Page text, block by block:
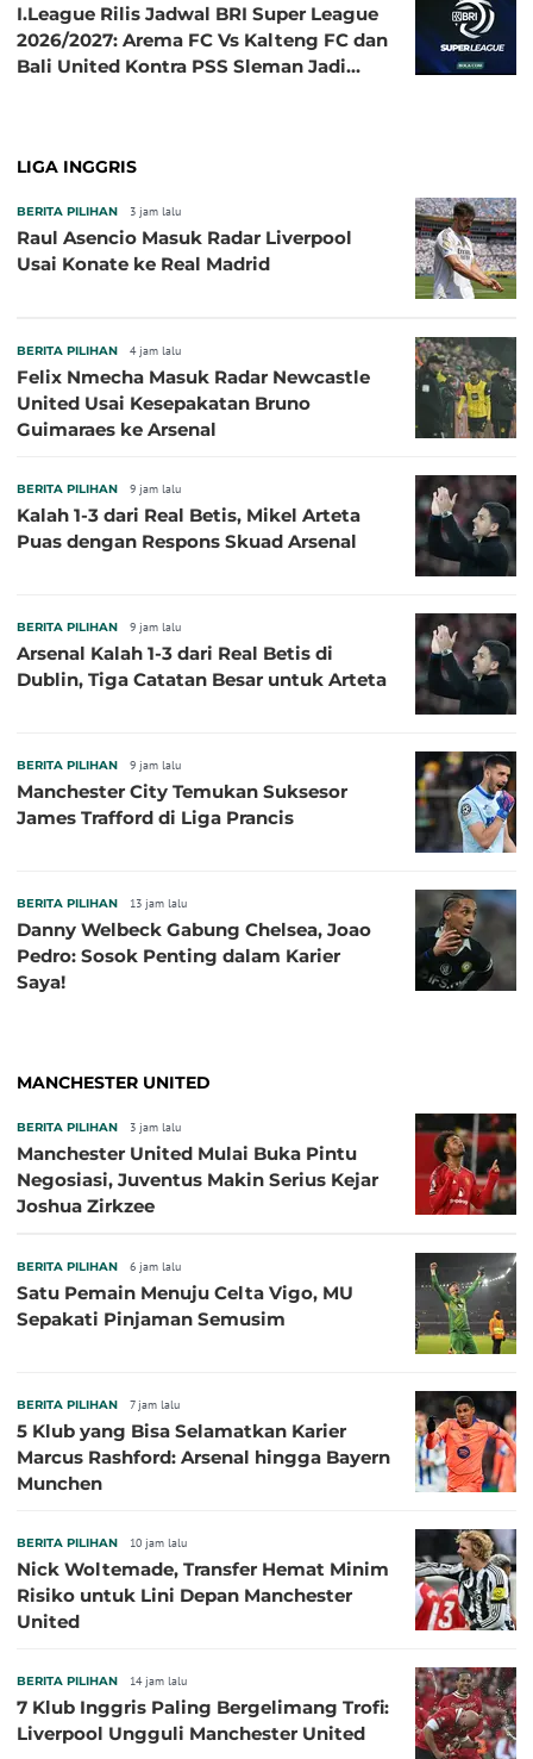
I.League Rilis Jadwal BRI Super League
2026/2027: Arema FC Vs Kalteng FC dan
Bali United Kontra PSS Sleman Jadi
LIGA INGGRIS
BERITA PILIHAN 3 jam lalu
Raul Asencio Masuk Radar Liverpool
Usai Konate ke Real Madrid
BERITA PILIHAN 4 jam lalu
Felix Nmecha Masuk Radar Newcastle
United Usai Kesepakatan Bruno
Guimaraes ke Arsenal
BERITA PILIHAN 9 jam lalu
Kalah 1-3 dari Real Betis, Mikel Arteta
Puas dengan Respons Skuad Arsenal
BERITA PILIHAN 9 jam lalu
Arsenal Kalah 1-3 dari Real Betis di
Dublin, Tiga Catatan Besar untuk Arteta
BERITA PILIHAN 9 jam lalu
Manchester City Temukan Suksesor
James Trafford di Liga Prancis
BERITA PILIHAN 13 jam lalu
Danny Welbeck Gabung Chelsea, Joao
Pedro: Sosok Penting dalam Karier
Saya!
MANCHESTER UNITED
BERITA PILIHAN 3 jam lalu
Manchester United Mulai Buka Pintu
Negosiasi, Juventus Makin Serius Kejar
Joshua Zirkzee
BERITA PILIHAN 6 jam lalu
Satu Pemain Menuju Celta Vigo, MU
Sepakati Pinjaman Semusim
BERITA PILIHAN 7 jam lalu
5 Klub yang Bisa Selamatkan Karier
Marcus Rashford: Arsenal hingga Bayern
Munchen
BERITA PILIHAN 10 jam lalu
Nick Woltemade, Transfer Hemat Minim
Risiko untuk Lini Depan Manchester
United
BERITA PILIHAN 14 jam lalu
7 Klub Inggris Paling Bergelimang Trofi:
Liverpool Ungguli Manchester United